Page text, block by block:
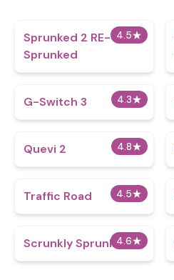
4.5★
Sprunked 2 RE-
Sprunked
4.3★
G-Switch 3
4.8★
Quevi 2
4.5★
Traffic Road
4.6★
Scrunkly Sprunki